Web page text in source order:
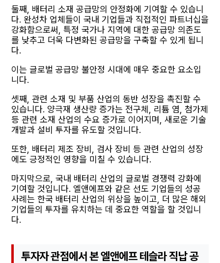
둘째, 배터리 소재 공급망의 안정화에 기여할 수 있습니
다. 완성차 업체들이 국내 기업들과 직접적인 파트너십을
강화함으로써, 특정 국가나 지역에 대한 공급망 의존도
를 낮추고 더욱 다변화된 공급망을 구축할 수 있게 됩니
다.
이는 글로벌 공급망 불안정 시대에 매우 중요한 요소입
니다.
셋째, 관련 소재 및 부품 산업의 동반 성장을 촉진할 수
있습니다. 양극재 생산량 증가는 전구체, 리튬 염, 첨가제
등 관련 소재 산업의 수요 증가로 이어지며, 새로운 기술
개발과 설비 투자를 유도할 것입니다.
또한, 배터리 제조 장비, 검사 장비 등 관련 산업의 성장
에도 긍정적인 영향을 미칠 수 있습니다.
마지막으로, 국내 배터리 산업의 글로벌 경쟁력 강화에
기여할 것입니다. 엘앤에프와 같은 선도 기업들의 성공
사례는 한국 배터리 산업의 위상을 높이고, 더 많은 해외
기업들의 투자를 유치하는 데 중요한 역할을 할 것입니
다.
투자자 관점에서 본 엘앤에프 테슬라 직납 공